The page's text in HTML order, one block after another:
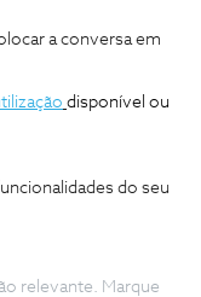
a conversa em
disponível ou
do seu
relevante. Marque